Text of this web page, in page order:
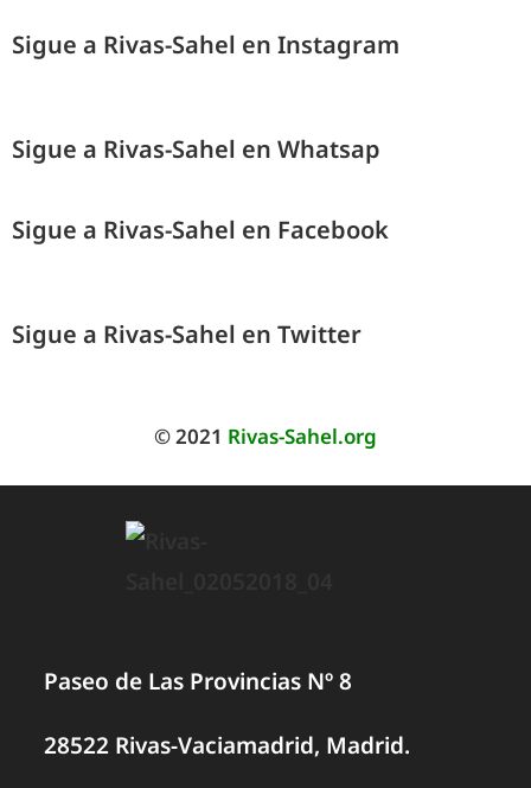
Sigue a Rivas-Sahel en Instagram
Sigue a Rivas-Sahel en Whatsap
Sigue a Rivas-Sahel en Facebook
Sigue a Rivas-Sahel en Twitter
© 2021 Rivas-Sahel.org
Paseo de Las Provincias Nº 8
28522 Rivas-Vaciamadrid, Madrid.